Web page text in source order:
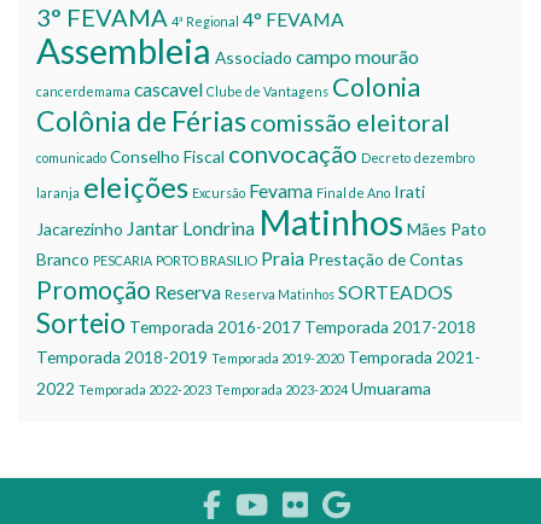
3° FEVAMA 4ª Regional 4° FEVAMA
Assembleia Associado campo mourão
cancerdemama cascavel Clube de Vantagens Colonia
Colônia de Fériascomissão eleitoral
comunicado Conselho Fiscal convocação Decreto dezembro
laranja eleições Excursão Fevama Final de Ano Irati
Jacarezinho Jantar Londrina Matinhos Mães Pato
Branco PESCARIA PORTO BRASILIO Praia Prestação de Contas
Promoção Reserva Reserva Matinhos SORTEADOS
Sorteio Temporada 2016-2017 Temporada 2017-2018
Temporada 2018-2019 Temporada 2019-2020 Temporada 2021-
2022 Temporada 2022-2023 Temporada 2023-2024 Umuarama